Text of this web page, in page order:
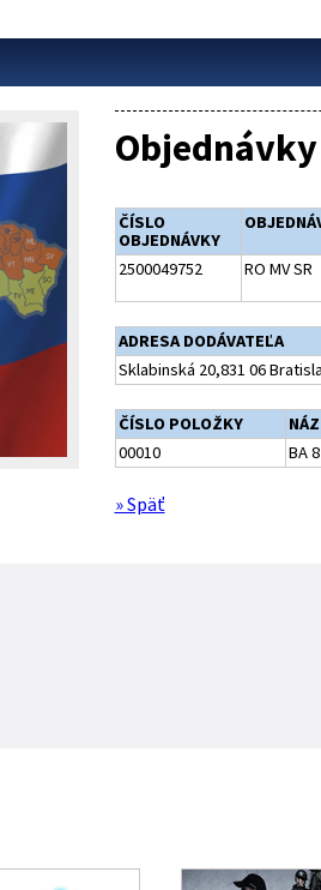
Objednávky
ČÍSLO
OBJEDNÁVKY
2500049752 RO MV SR
ADRESA DODÁVATEĽA
Sklabinská 20,831 06
ČÍSLO POLOŽKY
00010
BA
» Späť